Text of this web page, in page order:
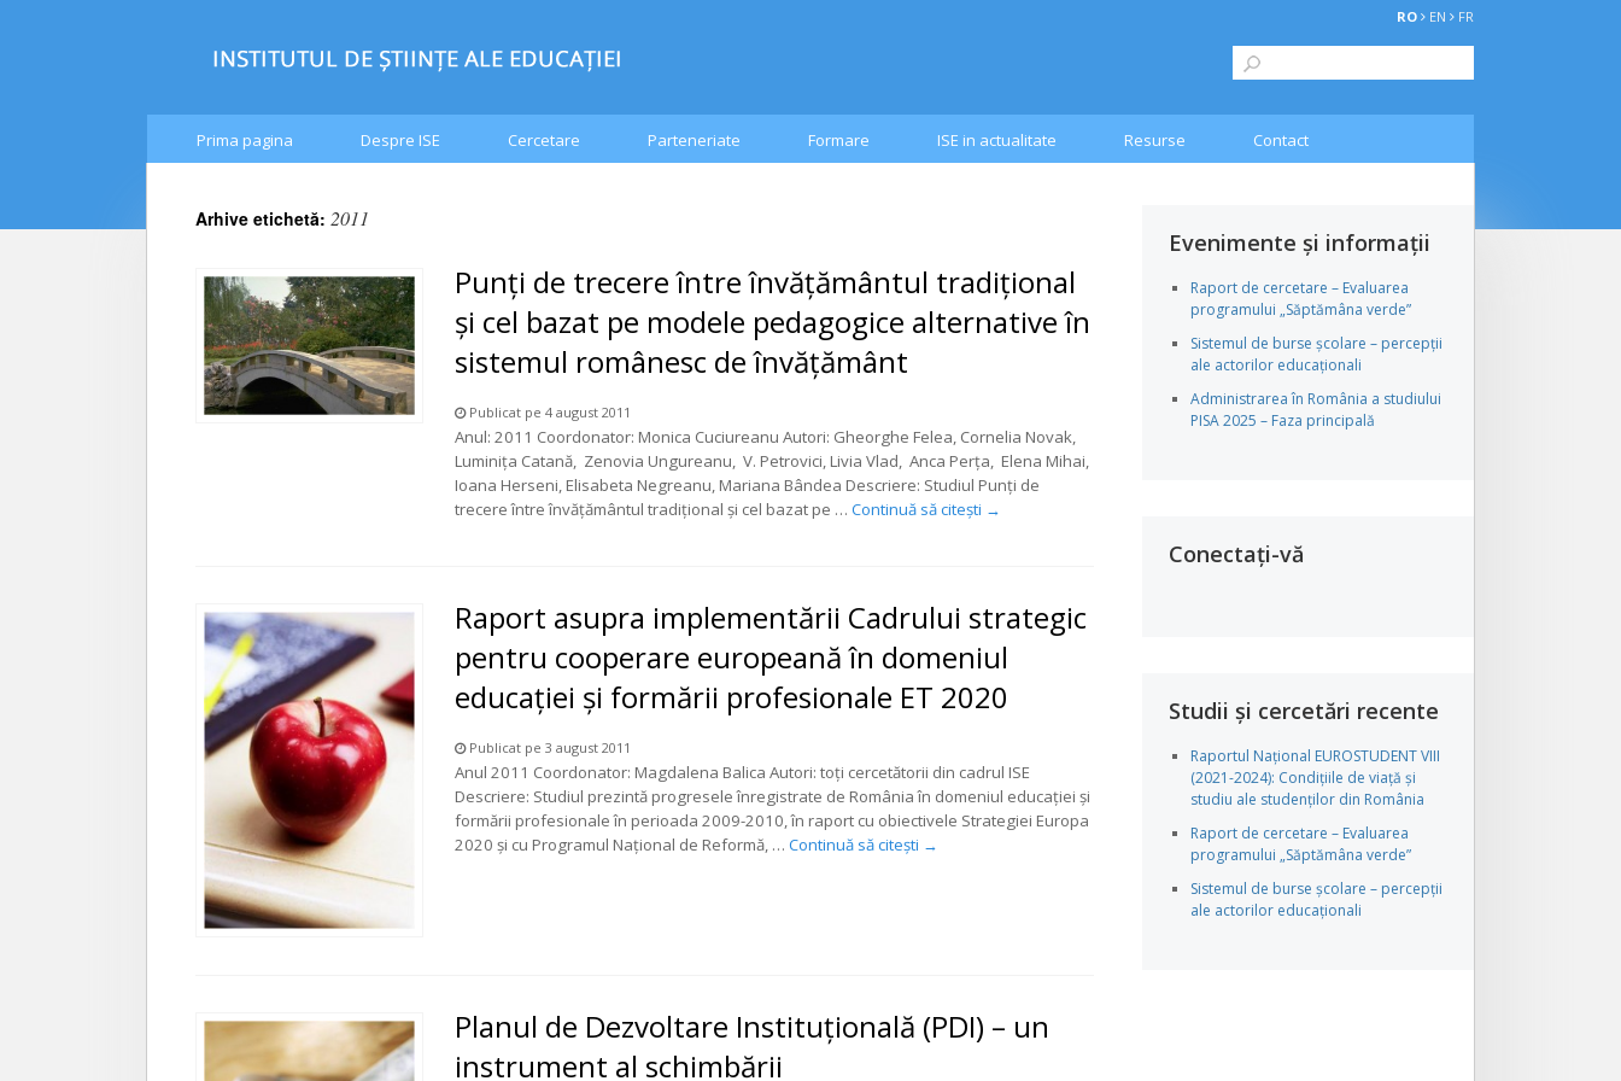
RO EN FR
Prima pagina Despre ISE Cercetare Parteneriate Formare ISE in actualitate Resurse Contact
Arhive etichetă: 2011
Punți de trecere între învățământul tradițional
și cel bazat pe modele pedagogice alternative în
sistemul românesc de învățământ
Publicat pe 4 august 2011
Anul: 2011 Coordonator: Monica Cuciureanu Autori: Gheorghe Felea, Cornelia Novak,
Luminiţa Catană, Zenovia Ungureanu, V. Petrovici, Livia Vlad, Anca Perţa, Elena Mihai,
Ioana Herseni, Elisabeta Negreanu, Mariana Bândea Descriere: Studiul Punţi de
trecere între învăţământul tradiţional şi cel bazat pe … Continuă să citești →
Raport asupra implementării Cadrului strategic
pentru cooperare europeană în domeniul
educaţiei şi formării profesionale ET 2020
Publicat pe 3 august 2011
Anul 2011 Coordonator: Magdalena Balica Autori: toţi cercetătorii din cadrul ISE
Descriere: Studiul prezintă progresele înregistrate de România în domeniul educaţiei şi
formării profesionale în perioada 2009-2010, în raport cu obiectivele Strategiei Europa
2020 şi cu Programul Naţional de Reformă, … Continuă să citești →
Planul de Dezvoltare Instituţională (PDI) – un
instrument al schimbării
Evenimente și informații
Raport de cercetare – Evaluarea
programului „Săptămâna verde”
Sistemul de burse școlare – percepții
ale actorilor educaționali
Administrarea în România a studiului
PISA 2025 – Faza principală
Conectați-vă
Studii și cercetări recente
Raportul Național EUROSTUDENT VIII
(2021-2024): Condițiile de viață și
studiu ale studenților din România
Raport de cercetare – Evaluarea
programului „Săptămâna verde”
Sistemul de burse școlare – percepții
ale actorilor educaționali